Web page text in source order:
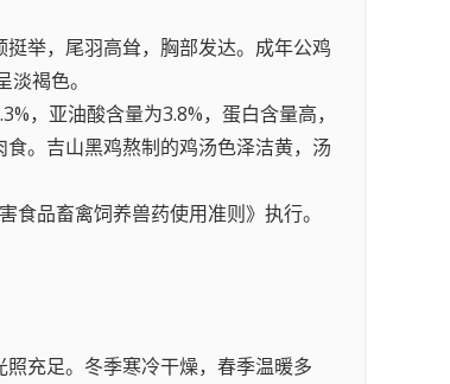
举，尾羽高耸，胸部发达。成年公鸡
褐色。
，亚油酸含量为3.8%，蛋白含量高，
。吉山黑鸡熬制的鸡汤色泽洁黄，汤
品畜禽饲养兽药使用准则》执行。
充足。冬季寒冷干燥，春季温暖多